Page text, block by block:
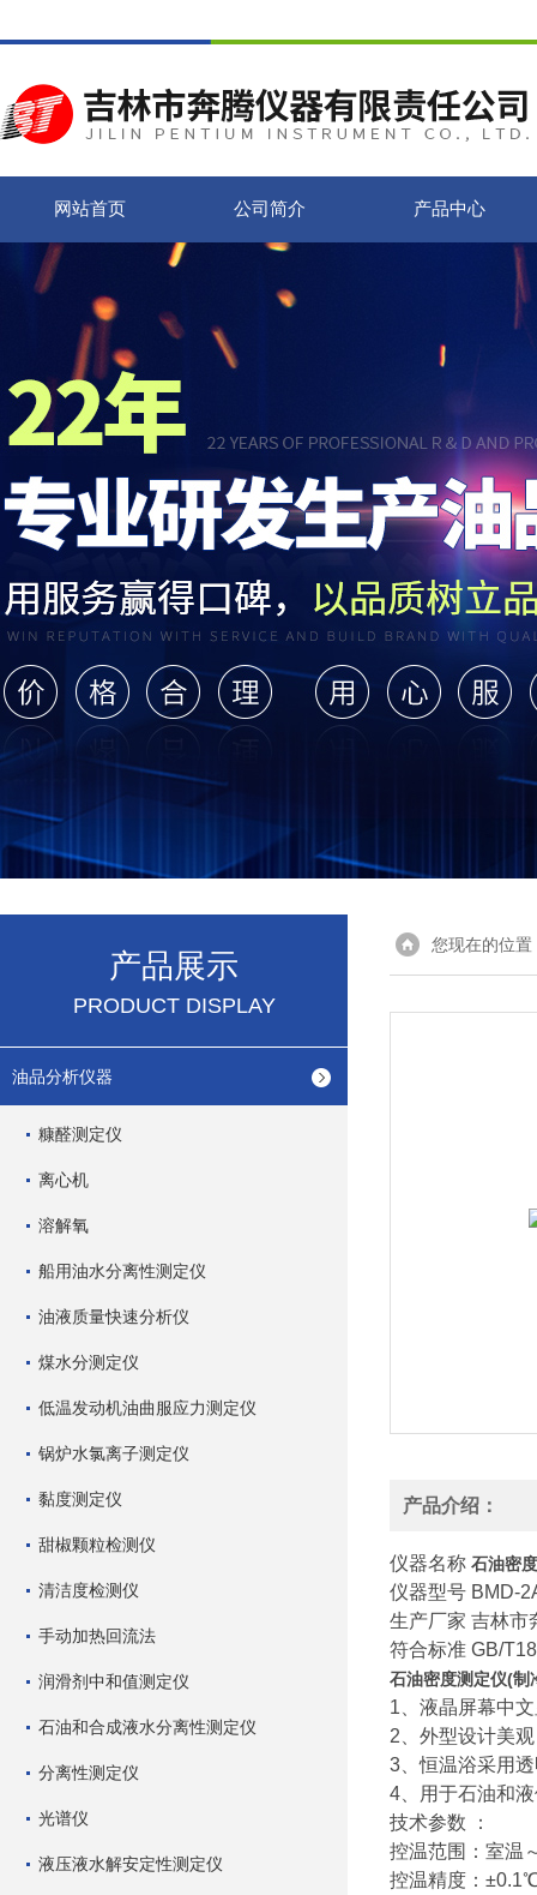
网站首页 公司简介 产品中心
产品展示
PRODUCT DISPLAY
油品分析仪器
糠醛测定仪
离心机
溶解氧
船用油水分离性测定仪
油液质量快速分析仪
煤水分测定仪
低温发动机油曲服应力测定仪
锅炉水氯离子测定仪
黏度测定仪
甜椒颗粒检测仪
清洁度检测仪
手动加热回流法
润滑剂中和值测定仪
石油和合成液水分离性测定仪
分离性测定仪
光谱仪
液压液水解安定性测定仪
您现在的位置
产品介绍：
仪器名称 石油密
仪器型号 BMD-
生产厂家 吉林市
符合标准 GB/
石油密度测定仪(制
1、液晶屏幕中
2、外型设计美
3、恒温浴采用
4、用于石油和
技术参数 ：
控温范围：室温
控温精度：